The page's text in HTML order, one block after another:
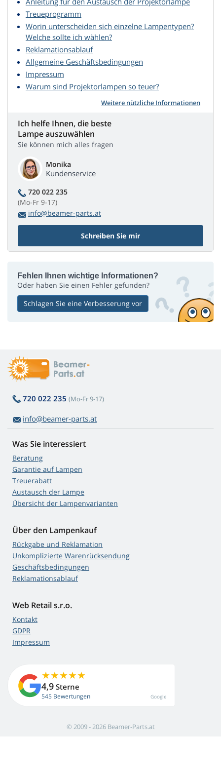
Treueprogramm
Worin unterscheiden sich einzelne Lampentypen?
Welche sollte ich wählen?
Reklamationsablauf
Allgemeine Geschäftsbedingungen
Impressum
Warum sind Projektorlampen so teuer?
Weitere nützliche Informationen
Ich helfe Ihnen, die beste
Lampe auszuwählen
Sie können mich alles fragen
Monika
Kundenservice
720 022 235
(Mo-Fr 9-17)
info@beamer-parts.at
Schreiben Sie mir
Fehlen Ihnen wichtige Informationen?
Oder haben Sie einen Fehler gefunden?
Schlagen Sie eine Verbesserung vor
720 022 235 (Mo-Fr 9-17)
info@beamer-parts.at
Was Sie interessiert
Beratung
Garantie auf Lampen
Treuerabatt
Austausch der Lampe
Übersicht der Lampenvarianten
Über den Lampenkauf
Rückgabe und Reklamation
Unkomplizierte Warenrücksendung
Geschäftsbedingungen
Reklamationsablauf
Web Retail s.r.o.
Kontakt
GDPR
Impressum
4,9 Sterne
545 Bewertungen Google
© 2009 - 2026 Beamer-Parts.at